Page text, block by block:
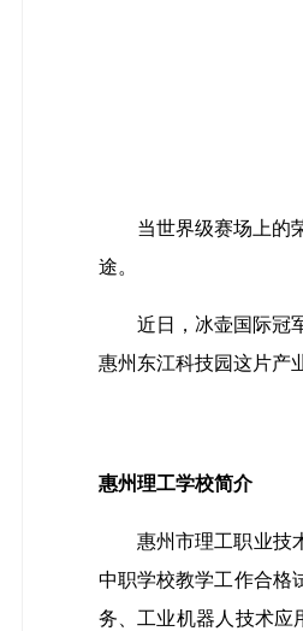
当世界级赛场上的
途。
近日，冰壶国际冠
惠州东江科技园这片产
惠州理工学校简介
惠州市理工职业技
中职学校教学工作合格
务、工业机器人技术应